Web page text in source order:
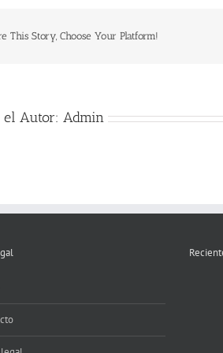
This Story, Choose Your Platform!
el Autor: Admin